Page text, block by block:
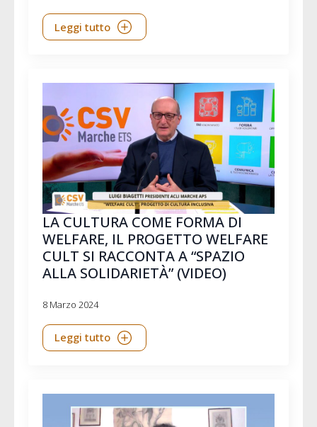
Leggi tutto
LA CULTURA COME FORMA DI
WELFARE, IL PROGETTO WELFARE
CULT SI RACCONTA A “SPAZIO
ALLA SOLIDARIETÀ” (VIDEO)
8 Marzo 2024
Leggi tutto